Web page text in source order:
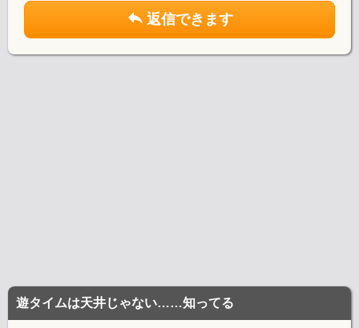
返信できます
遊タイムは天井じゃない……知ってる